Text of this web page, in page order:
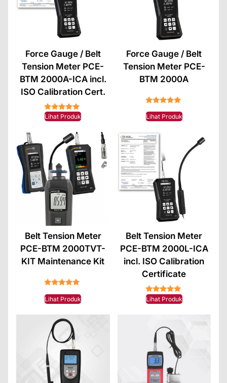
Force Gauge / Belt
Tension Meter PCE-
BTM 2000A-ICA incl.
ISO Calibration Cert.
★★★★★
Lihat Produk
Force Gauge / Belt
Tension Meter PCE-
BTM 2000A
Lihat Produk
Belt Tension Meter
PCE-BTM 2000TVT-
KIT Maintenance Kit
Lihat Produk
Belt Tension Meter
PCE-BTM 2000L-ICA
incl. ISO Calibration
Certificate
★★★★★
Lihat Produk